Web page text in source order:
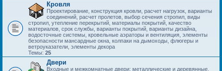
Кровля
Проектирование, конструкция кровли, расчет нагрузок, варианты
соединений, расчет пролетов, выбор сечения стропил, виды
стропил, утепление перекрытий, материалы покрытий, качество
материалов, срок службы, варианты покрытий, варианты дизайна,
водосточные системы, кровельные аэраторы и вентиляция, элементы
безопасности мансардные окна, колпаки на дымоходы, флюгеры и
ветроуказатели, элементы декора
Темы: 25
Двери
Входные и межкомнатные двери: металлические и деревянные,